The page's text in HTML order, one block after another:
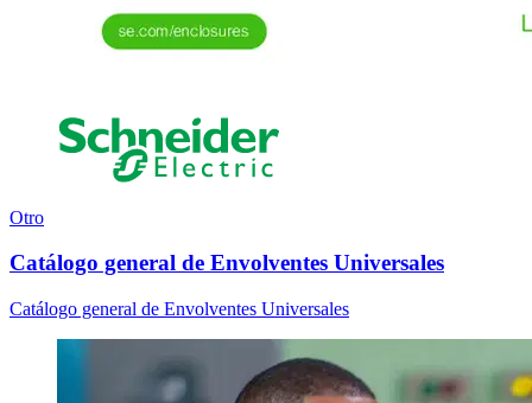
Otro
Catálogo general de Envolventes Universales
Catálogo general de Envolventes Universales